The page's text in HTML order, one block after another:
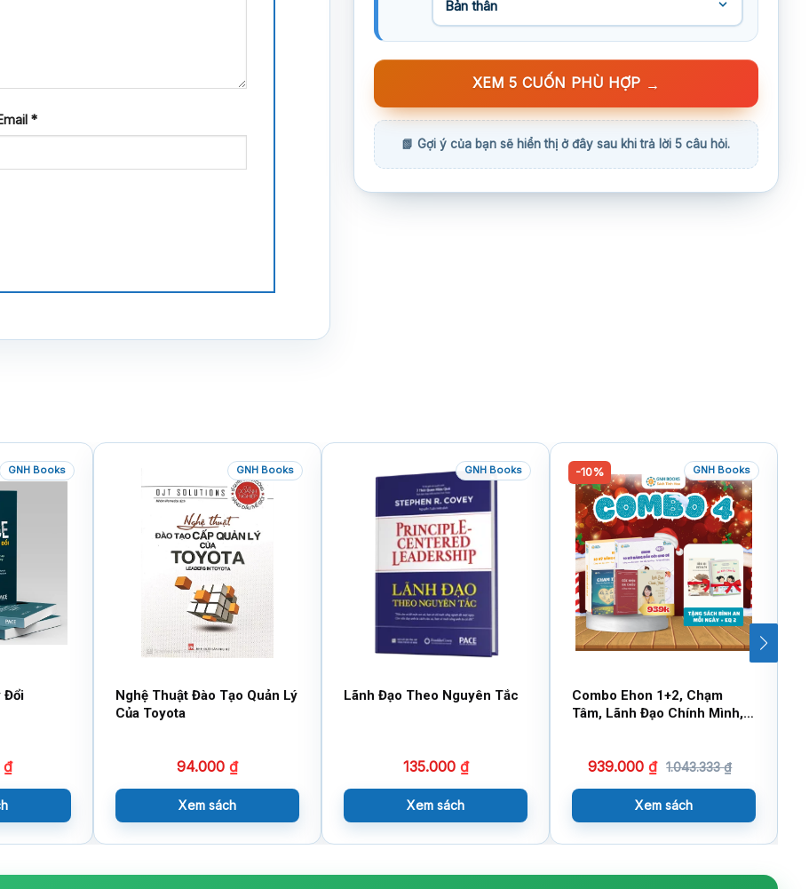
*
XEM 5 CUỐN PHÙ HỢP →
GNH Books
Đổi
₫
GNH Books
Nghệ Thuật Đào Tạo Quản Lý
Của Toyota
94.000 ₫
Xem sách
GNH Books
Lãnh Đạo Theo Nguyên Tắc
135.000 ₫
Xem sách
-10% GNH Books
Combo Ehon 1+2, Chạm
Tâm, Lãnh Đạo Chính Mình,
Bé (14×17)
939.000₫ 1.043.333₫
Xem sách